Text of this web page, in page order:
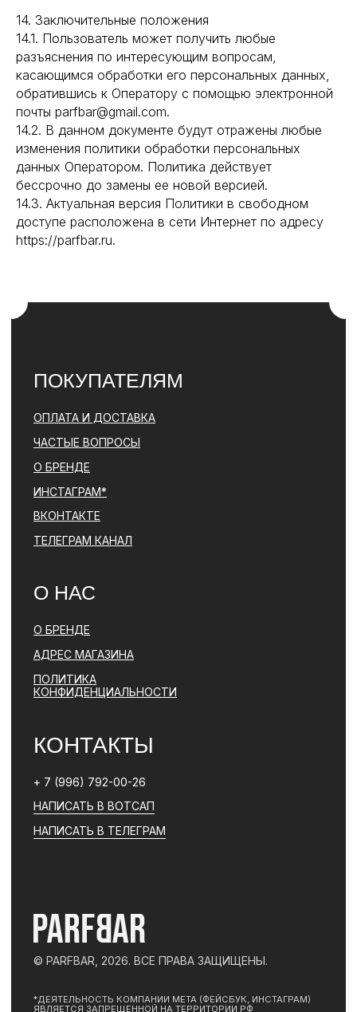
14. Заключительные положения
14.1. Пользователь может получить любые
разъяснения по интересующим вопросам,
касающимся обработки его персональных данных,
обратившись к Оператору с помощью электронной
почты parfbar@gmail.com.
14.2. В данном документе будут отражены любые
изменения политики обработки персональных
данных Оператором. Политика действует
бессрочно до замены ее новой версией.
14.3. Актуальная версия Политики в свободном
доступе расположена в сети Интернет по адресу
https://parfbar.ru.